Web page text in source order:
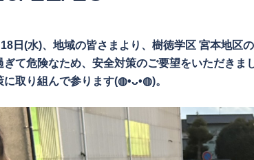
日(水)、地域の皆さまより、樹徳学区 宮本地区
ぎて危険なため、安全対策のご要望をいただきま
に取り組んで参ります(◍•ᴗ•◍)。